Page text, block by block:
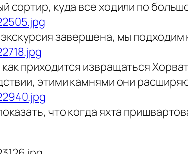
сортир, куда все ходили по
завершена, мы
приходится извращаться
этими камнями они
что когда яхта